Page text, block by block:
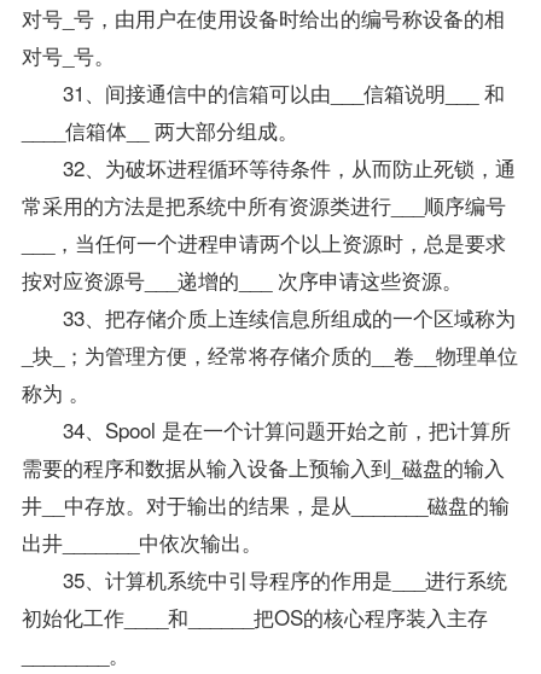
对号_号，由用户在使用设备时给出的编号称设备的相
对号_号。
31、间接通信中的信箱可以由___信箱说明___ 和
____信箱体__ 两大部分组成。
32、为破坏进程循环等待条件，从而防止死锁，通
常采用的方法是把系统中所有资源类进行___顺序编号
___，当任何一个进程申请两个以上资源时，总是要求
按对应资源号___递增的___ 次序申请这些资源。
33、把存储介质上连续信息所组成的一个区域称为
_块_；为管理方便，经常将存储介质的__卷__物理单位
称为 。
34、Spool 是在一个计算问题开始之前，把计算所
需要的程序和数据从输入设备上预输入到_磁盘的输入
井__中存放。对于输出的结果，是从_______磁盘的输
出井_______中依次输出。
35、计算机系统中引导程序的作用是___进行系统
初始化工作____和______把OS的核心程序装入主存
________。